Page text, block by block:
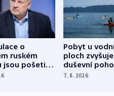
o
ruském
jsou pošetilé,
Pobyt u
ploch zvyšuje
duševní
ukázala
7. 8. 2026